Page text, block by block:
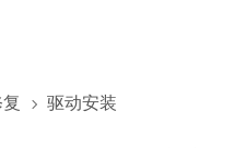
驱动安装